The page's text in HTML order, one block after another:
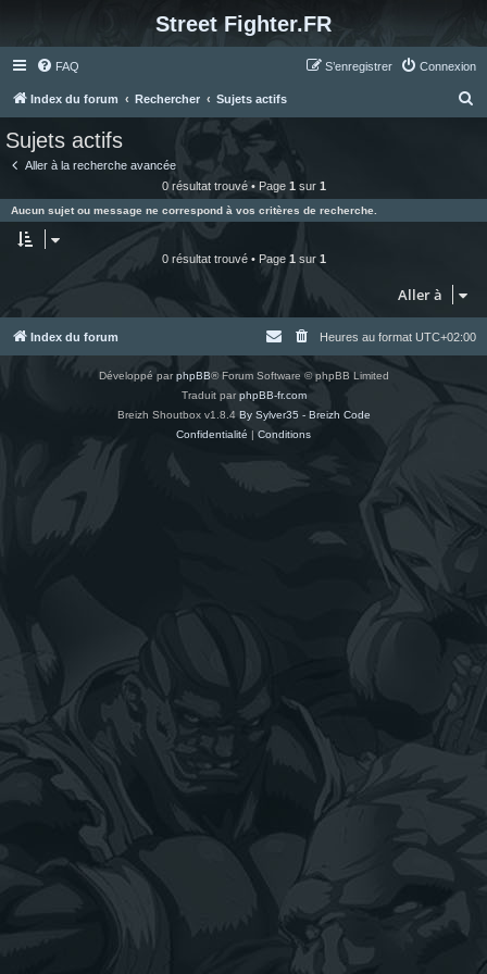
Street Fighter.FR
FAQ Connexion
S’enregistrer
Index du forum Rechercher Sujets actifs
e
r
Sujets actifs
Aller à la recherche avancée
0 résultat trouvé • Page 1 sur 1
Aucun sujet ou message ne correspond à vos critères de recherche.
0 résultat trouvé • Page 1 sur 1
Aller à
Index du forum Heures au format UTC+02:00
Développé parphpBB® Forum Software © phpBB Limited
Traduit parphpBB-fr.com
Breizh Shoutbox v1.8.4 By Sylver35 - Breizh Code
Confidentialité | Conditions